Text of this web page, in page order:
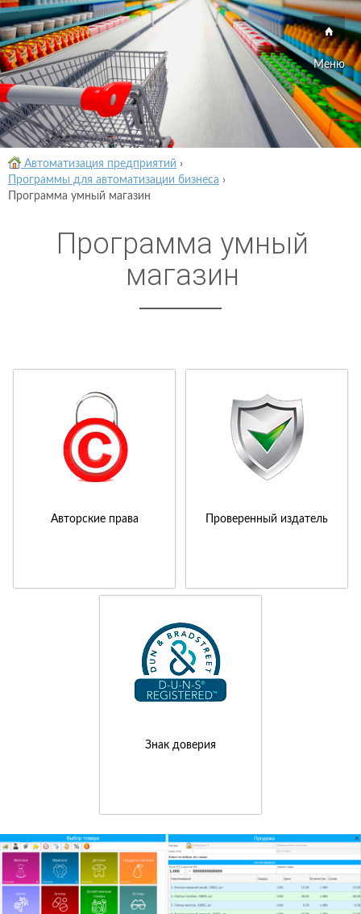
Меню
Автоматизация предприятий ›
Программы для автоматизации бизнеса ›
Программа умный магазин
Программа умный
магазин
Авторские права Проверенный издатель
Знак доверия